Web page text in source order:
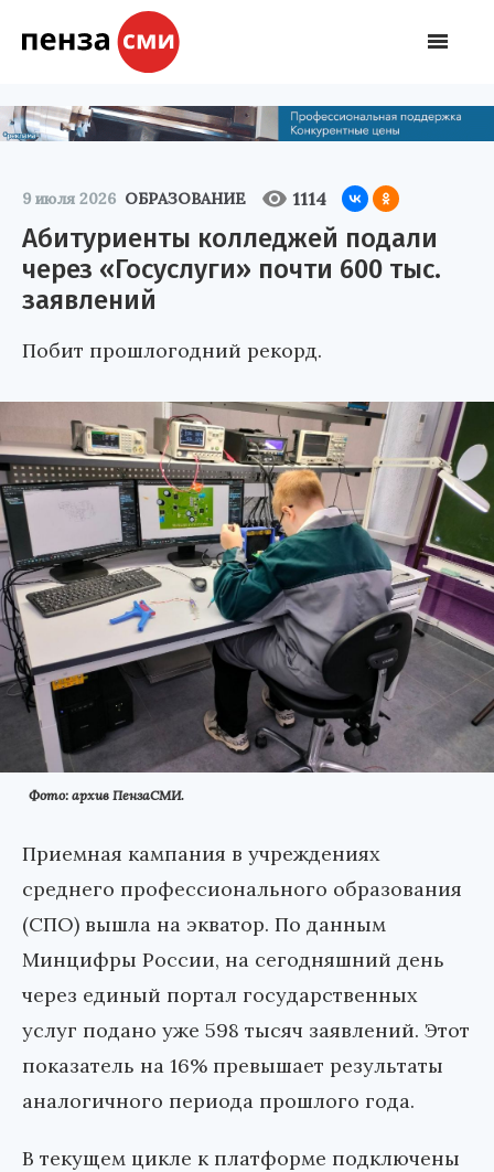
9 июля 2026 ОБРАЗОВАНИЕ 1114
Абитуриенты колледжей подали
через «Госуслуги» почти 600 тыс.
заявлений
Побит прошлогодний рекорд.
Фото: архив ПензаСМИ.
Приемная кампания в учреждениях
среднего профессионального образования
(СПО) вышла на экватор. По данным
Минцифры России, на сегодняшний день
через единый портал государственных
услуг подано уже 598 тысяч заявлений. Этот
показатель на 16% превышает результаты
аналогичного периода прошлого года.
В текущем цикле к платформе подключены